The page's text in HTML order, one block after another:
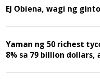
EJ Obiena, wagi ng
Yaman ng 50 richest
8% sa 79 billion dollars,